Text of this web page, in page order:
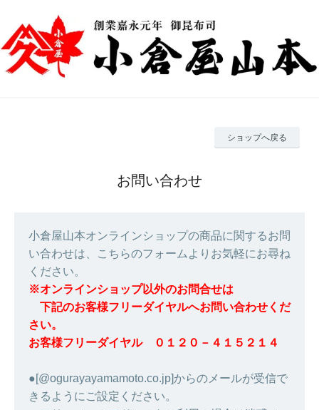
ショップへ戻る
お問い合わせ
小倉屋山本オンラインショップの商品に関するお問
い合わせは、こちらのフォームよりお気軽にお尋ね
ください。
※オンラインショップ以外のお問合せは
下記のお客様フリーダイヤルへお問い合わせくだ
さい。
お客様フリーダイヤル ０１２０－４１５２１４
●[@ogurayayamamoto.co.jp]からのメールが受信で
きるようにご設定ください。